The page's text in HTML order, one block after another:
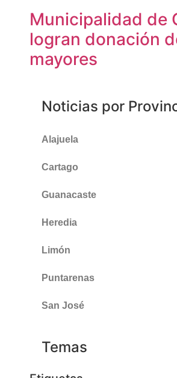
Municipalidad de
logran donación
mayores
Noticias por
Alajuela
Cartago
Guanacaste
Heredia
Limón
Puntarenas
San José
Temas